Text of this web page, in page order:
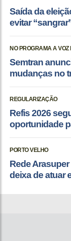
Saída da
evitar
NO PROGRAMA A VOZ
Semtran
mudanças no
REGULARIZAÇÃO
Refis 2026
oportunidade
PORTO VELHO
Rede
deixa de atuar